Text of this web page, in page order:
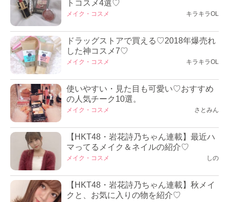
トコスメ4選♡
メイク・コスメ キラキラOL
ドラッグストアで買える♡2018年爆売れ
した神コスメ7♡
メイク・コスメ キラキラOL
使いやすい・見た目も可愛い♡おすすめ
の人気チーク10選。
メイク・コスメ さとみん
【HKT48・岩花詩乃ちゃん連載】最近ハ
マってるメイク＆ネイルの紹介♡
メイク・コスメ しの
【HKT48・岩花詩乃ちゃん連載】秋メイ
クと、お気に入りの物を紹介♡